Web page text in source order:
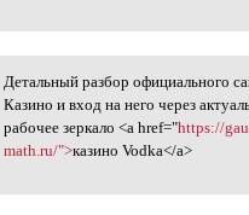
разбор
Детальный разбор официального
Казино и вход на него через
рабочее зеркало <a href="https://
math.ru/">казино Vodka</a>